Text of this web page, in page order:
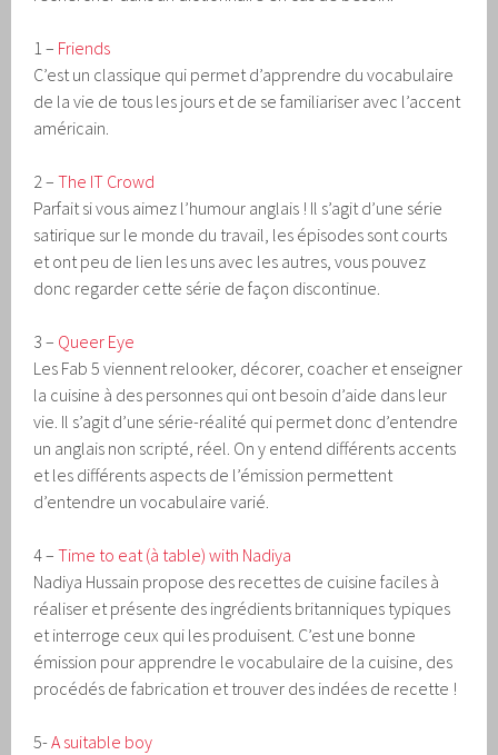
1 – Friends
C’est un classique qui permet d’apprendre du vocabulaire
de la vie de tous les jours et de se familiariser avec l’accent
américain.
2 –The IT Crowd
Parfait si vous aimez l’humour anglais ! Il s’agit d’une série
satirique sur le monde du travail, les épisodes sont courts
et ont peu de lien les uns avec les autres, vous pouvez
donc regarder cette série de façon discontinue.
3 – Queer Eye
Les Fab 5 viennent relooker, décorer, coacher et enseigner
la cuisine à des personnes qui ont besoin d’aide dans leur
vie. Il s’agit d’une série-réalité qui permet donc d’entendre
un anglais non scripté, réel. On y entend différents accents
et les différents aspects de l’émission permettent
d’entendre un vocabulaire varié.
4 –Time to eat (à table) with Nadiya
Nadiya Hussain propose des recettes de cuisine faciles à
réaliser et présente des ingrédients britanniques typiques
et interroge ceux qui les produisent. C’est une bonne
émission pour apprendre le vocabulaire de la cuisine, des
procédés de fabrication et trouver des indées de recette !
5-A suitable boy